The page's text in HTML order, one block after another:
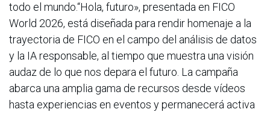
todo el mundo.“Hola, futuro», presentada en FICO
World 2026, está diseñada para rendir homenaje a la
trayectoria de FICO en el campo del análisis de datos
y la IA responsable, al tiempo que muestra una visión
audaz de lo que nos depara el futuro. La campaña
abarca una amplia gama de recursos desde vídeos
hasta experiencias en eventos y permanecerá activa